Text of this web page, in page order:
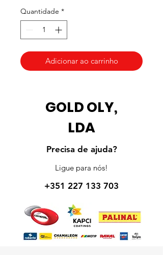
Quantidade *
Adicionar ao carrinho
GOLD OLY,
LDA
Precisa de ajuda?
Ligue para nós!
+351 227 133 703